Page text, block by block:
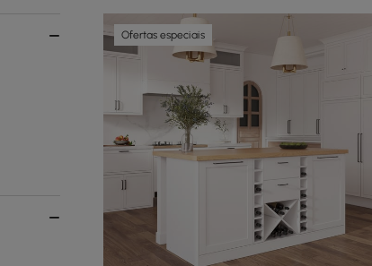
Ofertas especiais